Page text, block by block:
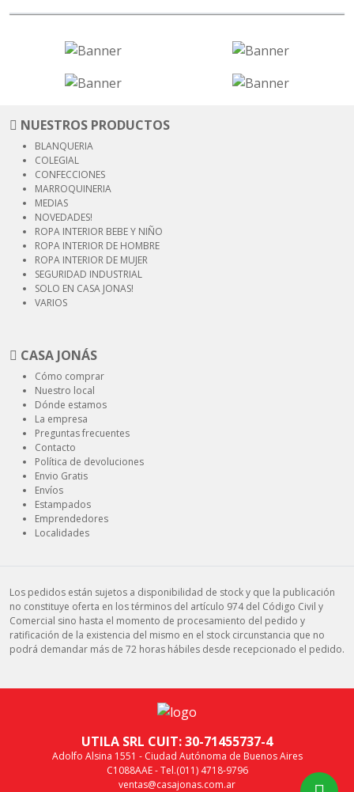
NUESTROS PRODUCTOS
BLANQUERIA
COLEGIAL
CONFECCIONES
MARROQUINERIA
MEDIAS
NOVEDADES!
ROPA INTERIOR BEBE Y NIÑO
ROPA INTERIOR DE HOMBRE
ROPA INTERIOR DE MUJER
SEGURIDAD INDUSTRIAL
SOLO EN CASA JONAS!
VARIOS
CASA JONÁS
Cómo comprar
Nuestro local
Dónde estamos
La empresa
Preguntas frecuentes
Contacto
Política de devoluciones
Envio Gratis
Envíos
Estampados
Emprendedores
Localidades
Los pedidos están sujetos a disponibilidad de stock y que la publicación
no constituye oferta en los términos del artículo 974 del Código Civil y
Comercial sino hasta el momento de procesamiento del pedido y
ratificación de la existencia del mismo en el stock circunstancia que no
podrá demandar más de 72 horas hábiles desde recepcionado el pedido.
UTILA SRL CUIT: 30-71455737-4
Adolfo Alsina 1551 - Ciudad Autónoma de Buenos Aires
C1088AAE - Tel.(011) 4718-9796
ventas@casajonas.com.ar